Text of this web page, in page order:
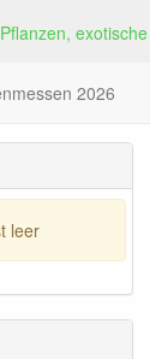
2026
leer